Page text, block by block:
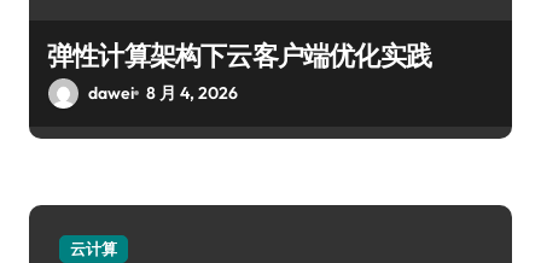
弹性计算架构下云客户端优化实践
dawei 8 月 4, 2026
云计算